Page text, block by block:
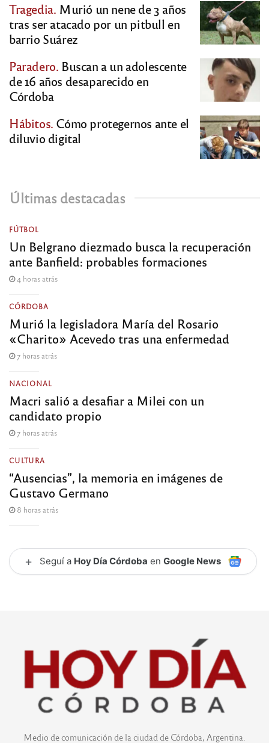
Tragedia. Murió un nene de 3 años
tras ser atacado por un pitbull en
barrio Suárez
Paradero. Buscan a un adolescente
de 16 años desaparecido en
Córdoba
Hábitos. Cómo protegernos ante el
diluvio digital
Últimas destacadas
FÚTBOL
Un Belgrano diezmado busca la recuperación
ante Banfield: probables formaciones
4 horas atrás
CÓRDOBA
Murió la legisladora María del Rosario
«Charito» Acevedo tras una enfermedad
7 horas atrás
NACIONAL
Macri salió a desafiar a Milei con un
candidato propio
7 horas atrás
CULTURA
“Ausencias”, la memoria en imágenes de
Gustavo Germano
8 horas atrás
+ Seguí a Hoy Día Córdoba en Google News
Medio de comunicación de la ciudad de Córdoba, Argentina.